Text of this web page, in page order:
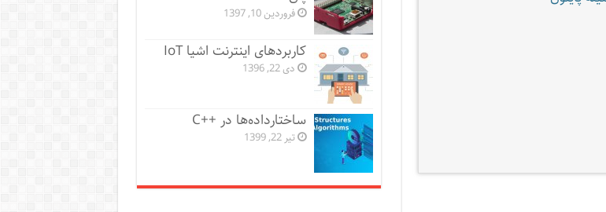
فروردین 10, 1397
کاربردهای اینترنت اشیا IoT
دی 22, 1396
ساختارداده‌ها در ++C
تیر 22, 1399